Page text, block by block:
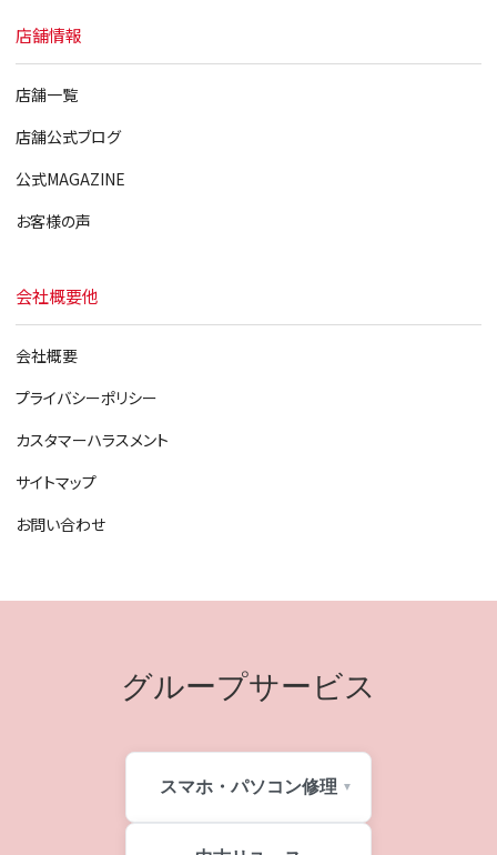
店舗情報
店舗一覧
店舗公式ブログ
公式MAGAZINE
お客様の声
会社概要他
会社概要
プライバシーポリシー
カスタマーハラスメント
サイトマップ
お問い合わせ
グループサービス
スマホ・パソコン修理